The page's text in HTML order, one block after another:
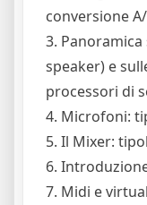
conversione
3.
speaker) e
processori di
4. Microfoni:
5. Il Mixer:
6.
7. Midi e